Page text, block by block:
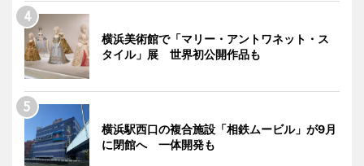
横浜美術館で「マリー・アントワネット・ス
タイル」展 世界初公開作品も
横浜駅西口の複合施設「相鉄ムービル」が9月
に閉館へ 一体開発も